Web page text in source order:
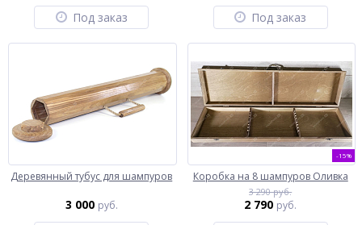
Под заказ Под заказ
Деревянный тубус для шампуров
3 000 руб.
-15%
Коробка на 8 шампуров Оливка
3 290 руб.
2 790 руб.